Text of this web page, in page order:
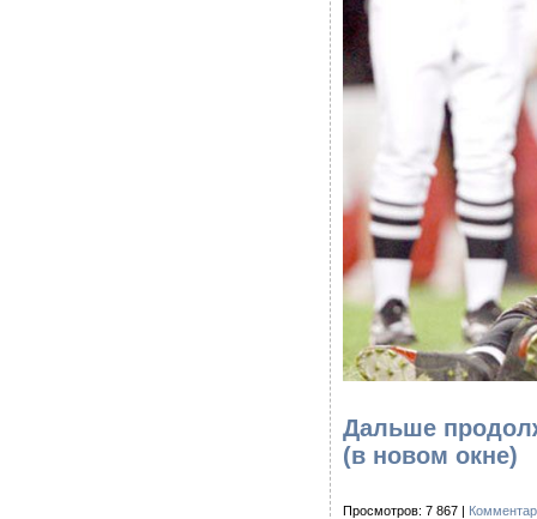
Дальше
(в новом окне)
Просмотров: 7 867 |